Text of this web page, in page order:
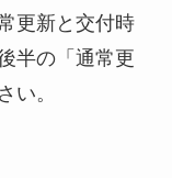
更新と交付時
半の「通常更
い。